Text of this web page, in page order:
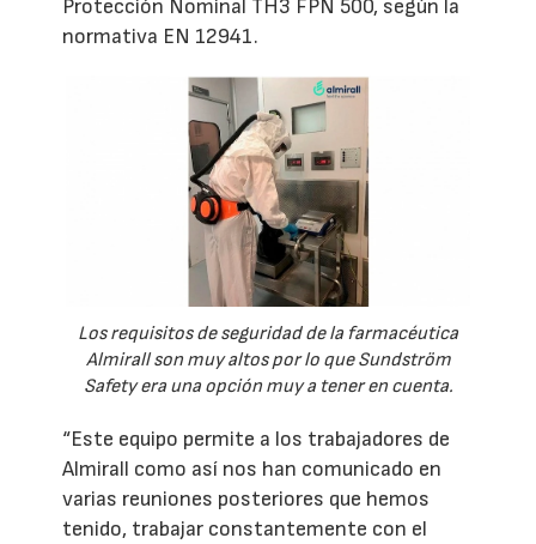
Protección Nominal TH3 FPN 500, según la
normativa EN 12941.
Los requisitos de seguridad de la farmacéutica
Almirall son muy altos por lo que Sundström
Safety era una opción muy a tener en cuenta.
“Este equipo permite a los trabajadores de
Almirall como así nos han comunicado en
varias reuniones posteriores que hemos
tenido, trabajar constantemente con el